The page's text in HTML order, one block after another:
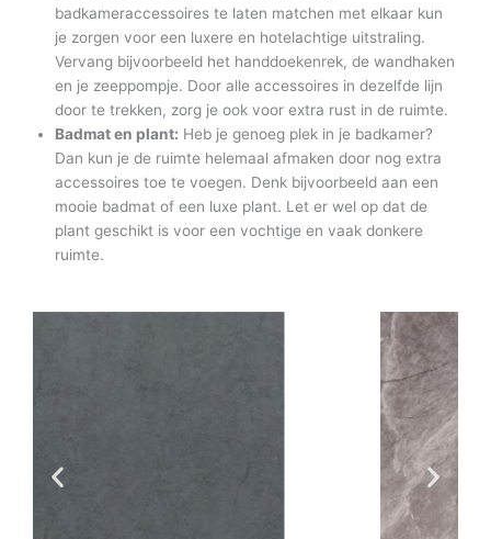
badkameraccessoires te laten matchen met elkaar kun
je zorgen voor een luxere en hotelachtige uitstraling.
Vervang bijvoorbeeld het handdoekenrek, de wandhaken
en je zeeppompje. Door alle accessoires in dezelfde lijn
door te trekken, zorg je ook voor extra rust in de ruimte.
Badmat en plant: Heb je genoeg plek in je badkamer?
Dan kun je de ruimte helemaal afmaken door nog extra
accessoires toe te voegen. Denk bijvoorbeeld aan een
mooie badmat of een luxe plant. Let er wel op dat de
plant geschikt is voor een vochtige en vaak donkere
ruimte.